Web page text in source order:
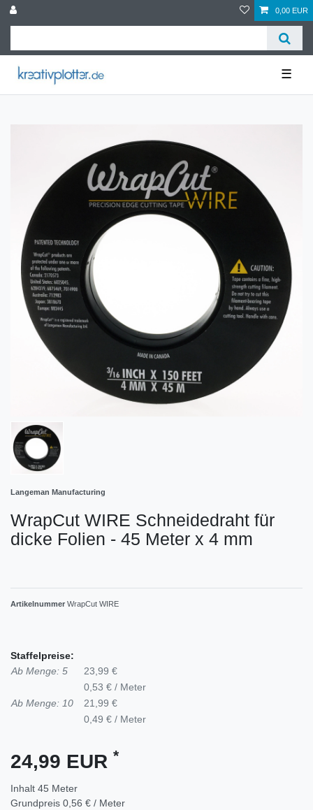
0,00 EUR
☰
Langeman Manufacturing
WrapCut WIRE Schneidedraht für
dicke Folien - 45 Meter x 4 mm
Artikelnummer WrapCut WIRE
Staffelpreise:
Ab Menge: 5
23,99 €
0,53 € / Meter
Ab Menge: 10
21,99 €
0,49 € / Meter
24,99 EUR *
Inhalt 45 Meter
Grundpreis 0,56 € / Meter